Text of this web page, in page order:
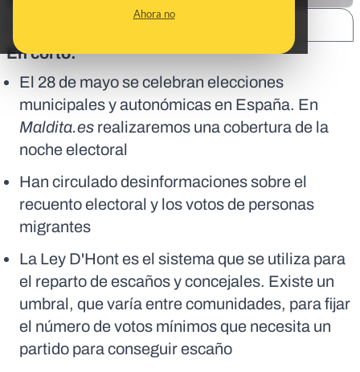
Ahora no
En corto:
El 28 de mayo se celebran elecciones
municipales y autonómicas en España. En
Maldita.es realizaremos una cobertura de la
noche electoral
Han circulado desinformaciones sobre el
recuento electoral y los votos de personas
migrantes
La Ley D'Hont es el sistema que se utiliza para
el reparto de escaños y concejales. Existe un
umbral, que varía entre comunidades, para fijar
el número de votos mínimos que necesita un
partido para conseguir escaño